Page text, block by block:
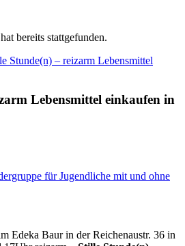
bereits stattgefunden.
Stunde(n) – reizarm Lebensmittel
Lebensmittel einkaufen in
für Jugendliche mit und ohne
Edeka Baur in der Reichenaustr. 36 in